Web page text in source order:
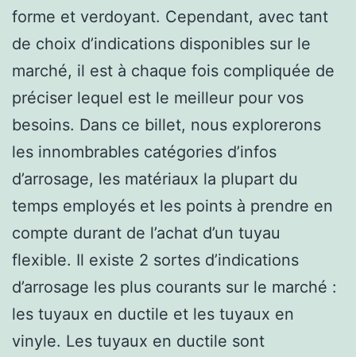
forme et verdoyant. Cependant, avec tant
de choix d’indications disponibles sur le
marché, il est à chaque fois compliquée de
préciser lequel est le meilleur pour vos
besoins. Dans ce billet, nous explorerons
les innombrables catégories d’infos
d’arrosage, les matériaux la plupart du
temps employés et les points à prendre en
compte durant de l’achat d’un tuyau
flexible. Il existe 2 sortes d’indications
d’arrosage les plus courants sur le marché :
les tuyaux en ductile et les tuyaux en
vinyle. Les tuyaux en ductile sont